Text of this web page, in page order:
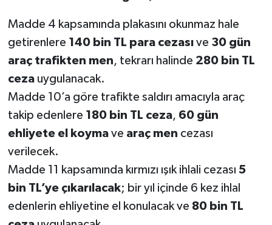
Madde 4 kapsamında plakasını okunmaz hale
getirenlere 140 bin TL para cezasıve 30 gün
araç trafikten men, tekrarı halinde 280 bin TL
cezauygulanacak.
Madde 10’a göre trafikte saldırı amacıyla araç
takip edenlere 180 bin TL ceza, 60 gün
ehliyete el koymave araç men cezası
verilecek.
Madde 11 kapsamında kırmızı ışık ihlali cezası 5
bin TL’ye çıkarılacak; bir yıl içinde 6 kez ihlal
edenlerin ehliyetine el konulacak ve 80 bin TL